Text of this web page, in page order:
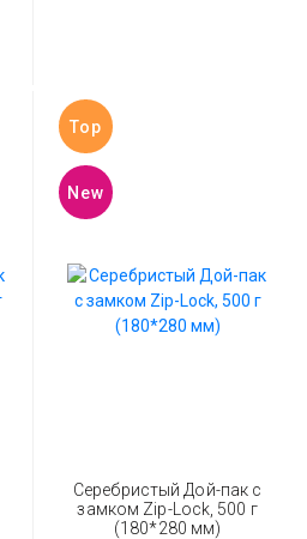
Top
New
Серебристый Дой-пак с
замком Zip-Lock, 500 г
(180*280 мм)